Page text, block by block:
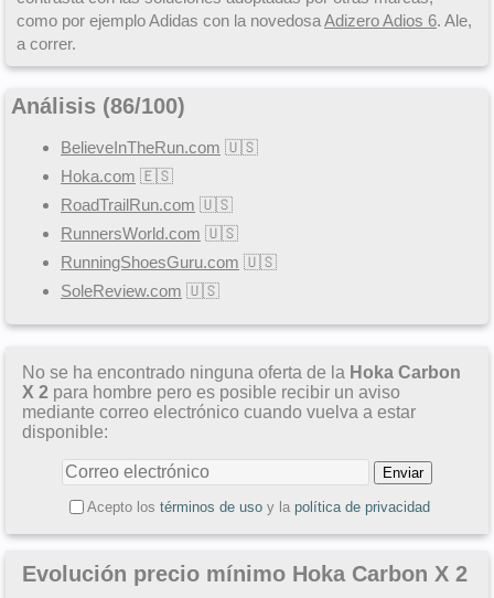
como por ejemplo Adidas con la novedosaAdizero Adios 6. Ale,
a correr.
Análisis (86/100)
BelieveInTheRun.com 🇺🇸
Hoka.com 🇪🇸
RoadTrailRun.com 🇺🇸
RunnersWorld.com 🇺🇸
RunningShoesGuru.com 🇺🇸
SoleReview.com 🇺🇸
No se ha encontrado ninguna oferta de la Hoka Carbon
X 2 para hombre pero es posible recibir un aviso
mediante correo electrónico cuando vuelva a estar
disponible:
Acepto los términos de usoy la política de privacidad
Evolución precio mínimo Hoka Carbon X 2